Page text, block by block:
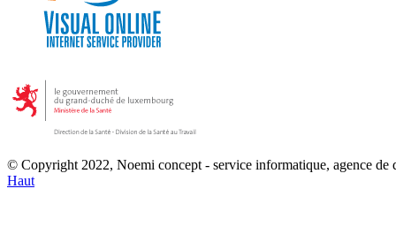
© Copyright 2022, Noemi concept - service informatique, agence
Haut